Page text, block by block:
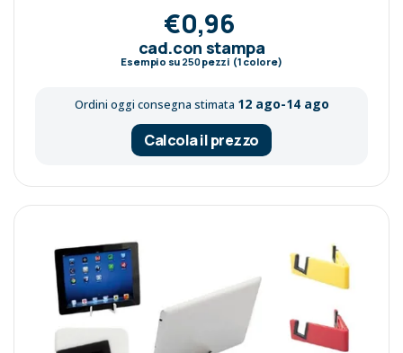
€0,96
cad.con stampa
Esempio su 250pezzi (1 colore)
Ordini oggi consegna stimata 12 ago-14 ago
Calcola il prezzo